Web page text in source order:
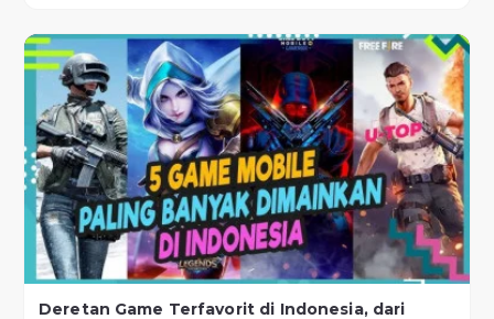
Deretan Game Terfavorit di Indonesia, dari